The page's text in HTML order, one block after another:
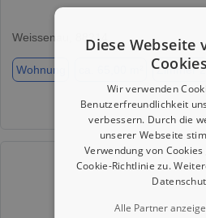
Weissenau, 88214
Wohnung Zimmer 2
Diese Webseite
Wir verwenden
Benutzerfreundlichkeit
verbessern. Durch die
unserer Webseite
Verwendung von
Cookie-Richtlinie zu.
Alle Partner